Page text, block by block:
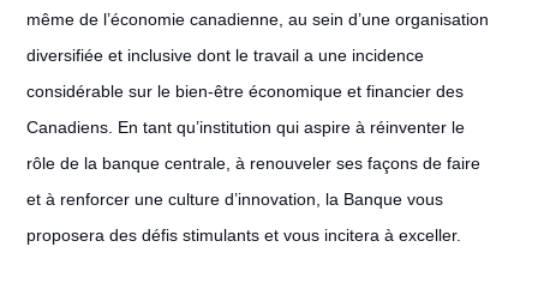
même de l’économie canadienne, au sein d’une organisation
diversifiée et inclusive dont le travail a une incidence
considérable sur le bien-être économique et financier des
Canadiens. En tant qu’institution qui aspire à réinventer le
rôle de la banque centrale, à renouveler ses façons de faire
et à renforcer une culture d’innovation, la Banque vous
proposera des défis stimulants et vous incitera à exceller.